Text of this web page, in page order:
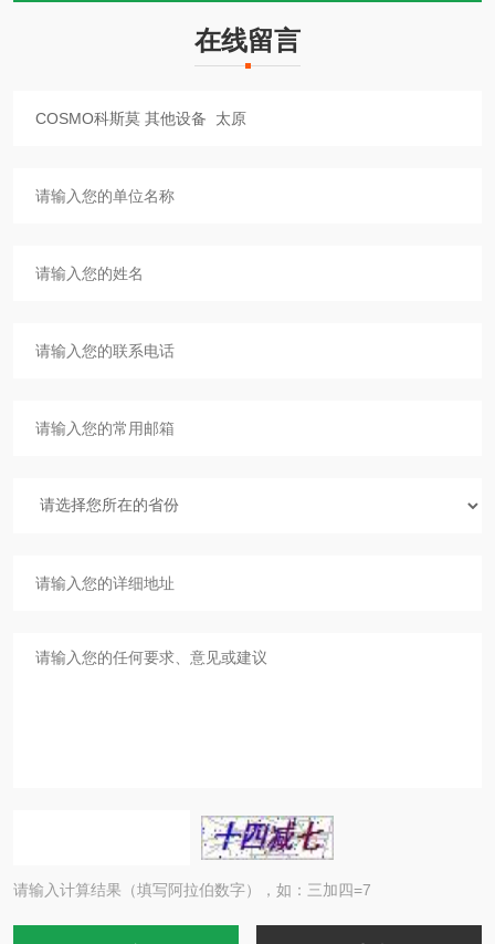
在线留言
请输入计算结果（填写阿拉伯数字），如：三加四=7